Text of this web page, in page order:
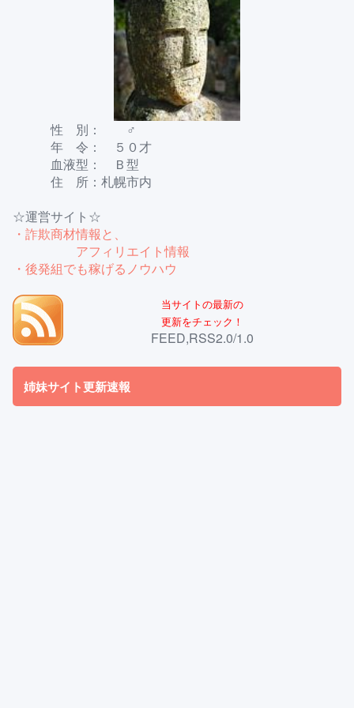
性 別： ♂
年 令： ５０才
血液型： Ｂ型
住 所：札幌市内
☆運営サイト☆
・詐欺商材情報と、
アフィリエイト情報
・後発組でも稼げるノウハウ
当サイトの最新の
更新をチェック！
FEED,RSS2.0/1.0
姉妹サイト更新速報